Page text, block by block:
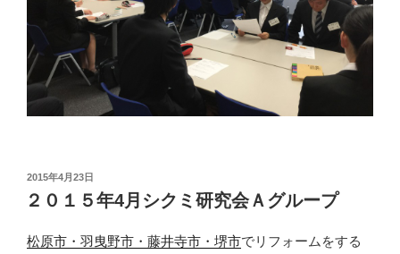
投
稿
日:
2015年4月23日
２０１５年4月シクミ研究会Ａグループ
松原市・羽曳野市・藤井寺市・堺市でリフォームをする